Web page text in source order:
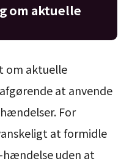
om aktuelle
om aktuelle
at anvende
For
at formidle
uden at